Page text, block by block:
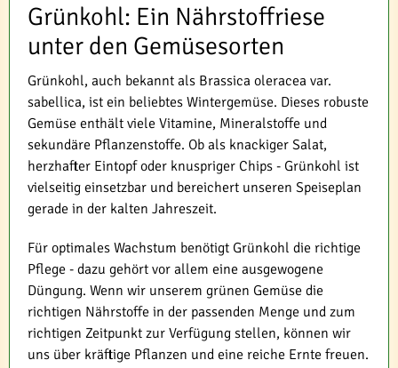
Grünkohl: Ein Nährstoffriese
unter den Gemüsesorten
Grünkohl, auch bekannt als Brassica oleracea var.
sabellica, ist ein beliebtes Wintergemüse. Dieses robuste
Gemüse enthält viele Vitamine, Mineralstoffe und
sekundäre Pflanzenstoffe. Ob als knackiger Salat,
herzhafter Eintopf oder knuspriger Chips - Grünkohl ist
vielseitig einsetzbar und bereichert unseren Speiseplan
gerade in der kalten Jahreszeit.
Für optimales Wachstum benötigt Grünkohl die richtige
Pflege - dazu gehört vor allem eine ausgewogene
Düngung. Wenn wir unserem grünen Gemüse die
richtigen Nährstoffe in der passenden Menge und zum
richtigen Zeitpunkt zur Verfügung stellen, können wir
uns über kräftige Pflanzen und eine reiche Ernte freuen.